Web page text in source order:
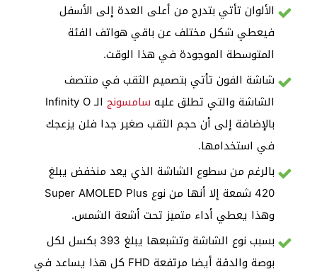
الألوان تأتي بتدرج من أعلى العدة إلى الأسفل
فيعطي شكل مختلف عن باقي هواتف الفئة
المتوسطة الموجودة في هذا الوقت.
شاشة الفون تأتي بتصميم الثقب في منتصف
الشاشة والتي تطلق عليه سامسونج
الـ Infinity O
بالإضافة إلى أن حجم الثقب صغير جدا فلن يزعجك
في استخدامها.
بالرغم من سطوع الشاشة الذي يعد منخفض يبلغ
420 شمعة إلا أنها من نوع Super AMOLED Plus
وهذا يعطي أداء متميز تحت أشعة الشمس.
بسبب نوع الشاشة وتشبعها يبلغ 393 بكسل لكل
بوصة والدقة أيضا مرتفعة FHD كل هذا يساعد في